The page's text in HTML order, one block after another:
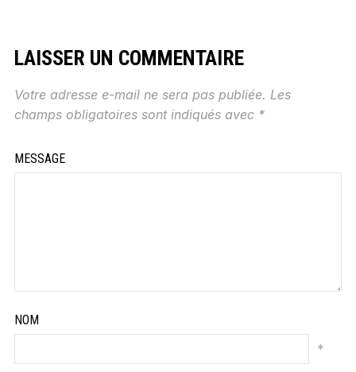
LAISSER UN COMMENTAIRE
Votre adresse e-mail ne sera pas publiée. Les
champs obligatoires sont indiqués avec *
MESSAGE
NOM
*